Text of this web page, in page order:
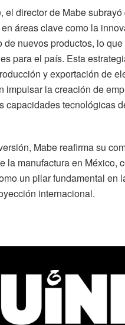
el director de Mabe
áreas clave como la
de nuevos productos, lo
para el país. Esta
y exportación de
impulsar la creación de
capacidades tecnológicas
Mabe reafirma su
la manufactura en México,
un pilar fundamental en
internacional.